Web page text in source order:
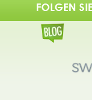
FOLGEN